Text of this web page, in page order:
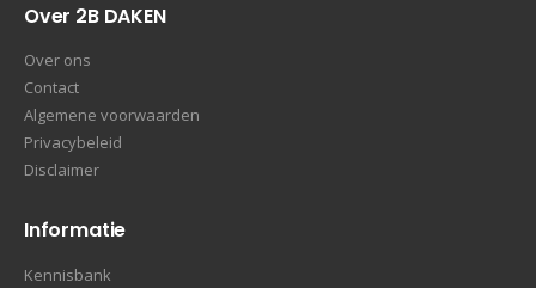
Over 2B DAKEN
Over ons
Contact
Algemene voorwaarden
Privacybeleid
Disclaimer
Informatie
Kennisbank